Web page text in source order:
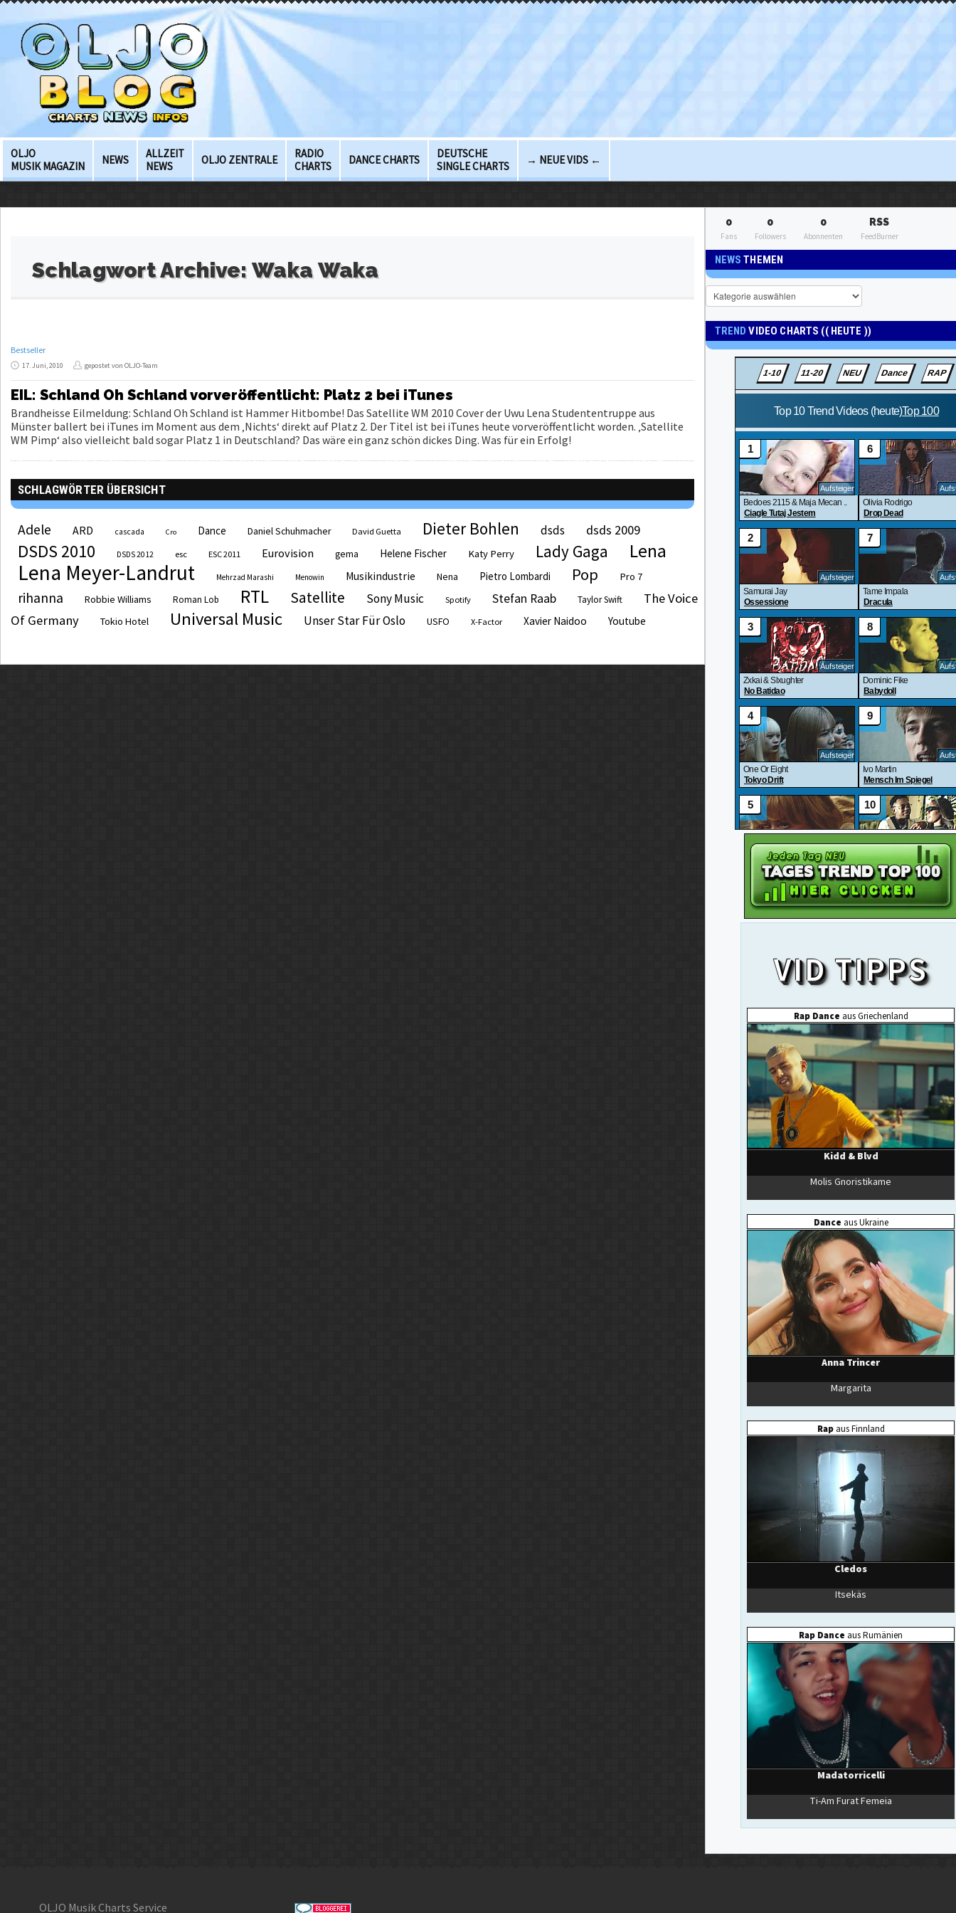
OLJO
MUSIK MAGAZIN
NEWS
ALLZEIT
NEWS
OLJO ZENTRALE
RADIO
CHARTS
DANCE CHARTS
DEUTSCHE
SINGLE CHARTS
→ NEUE VIDS ←
Schlagwort Archive:Waka Waka
Bestseller
17. Juni, 2010 gepostet von OLJO-Team
EIL: Schland Oh Schland vorveröffentlicht: Platz 2 bei iTunes
Brandheisse Eilmeldung: Schland Oh Schland ist Hammer Hitbombe! Das Satellite WM 2010 Cover der Uwu Lena Studententruppe aus
Münster ballert bei iTunes im Moment aus dem ‚Nichts‘ direkt auf Platz 2. Der Titel ist bei iTunes heute vorveröffentlicht worden. ‚Satellite
WM Pimp‘ also vielleicht bald sogar Platz 1 in Deutschland? Das wäre ein ganz schön dickes Ding. Was für ein Erfolg!
SCHLAGWÖRTER ÜBERSICHT
Adele ARD cascada Cro Dance Daniel Schuhmacher David Guetta Dieter Bohlen dsds dsds 2009
DSDS 2010 DSDS 2012 esc ESC 2011 Eurovision gema Helene Fischer Katy Perry Lady Gaga Lena
Lena Meyer-Landrut Mehrzad Marashi Menowin Musikindustrie Nena Pietro Lombardi Pop Pro 7
rihanna Robbie Williams Roman Lob RTL Satellite Sony Music Spotify Stefan Raab Taylor Swift
The Voice
Of Germany
Tokio Hotel Universal Music Unser Star Für Oslo USFO X-Factor Xavier Naidoo Youtube
0
Fans
0
Followers
0
Abonnenten
RSS
FeedBurner
NEWSTHEMEN
News
Themen
TRENDVIDEO CHARTS (( HEUTE ))
OLJO Musik Charts Service